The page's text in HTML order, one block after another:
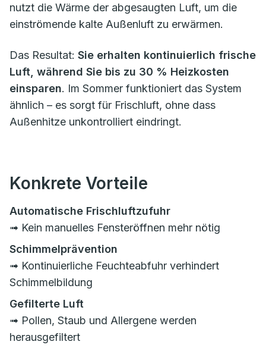
nutzt die Wärme der abgesaugten Luft, um die
einströmende kalte Außenluft zu erwärmen.
Das Resultat: Sie erhalten kontinuierlich frische
Luft, während Sie bis zu 30 % Heizkosten
einsparen. Im Sommer funktioniert das System
ähnlich – es sorgt für Frischluft, ohne dass
Außenhitze unkontrolliert eindringt.
Konkrete Vorteile
Automatische Frischluftzufuhr
➟ Kein manuelles Fensteröffnen mehr nötig
Schimmelprävention
➟ Kontinuierliche Feuchteabfuhr verhindert
Schimmelbildung
Gefilterte Luft
➟ Pollen, Staub und Allergene werden
herausgefiltert